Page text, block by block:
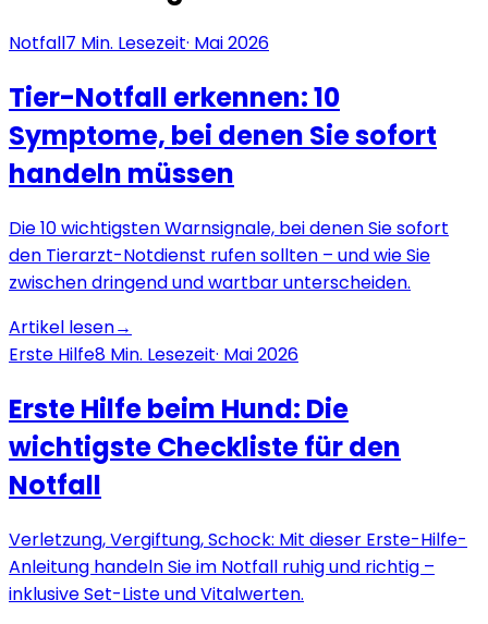
Notfall7 Min. Lesezeit· Mai 2026
Tier-Notfall erkennen: 10
Symptome, bei denen Sie sofort
handeln müssen
Die 10 wichtigsten Warnsignale, bei denen Sie sofort
den Tierarzt-Notdienst rufen sollten – und wie Sie
zwischen dringend und wartbar unterscheiden.
Artikel lesen→
Erste Hilfe8 Min. Lesezeit· Mai 2026
Erste Hilfe beim Hund: Die
wichtigste Checkliste für den
Notfall
Verletzung, Vergiftung, Schock: Mit dieser Erste-Hilfe-
Anleitung handeln Sie im Notfall ruhig und richtig –
inklusive Set-Liste und Vitalwerten.